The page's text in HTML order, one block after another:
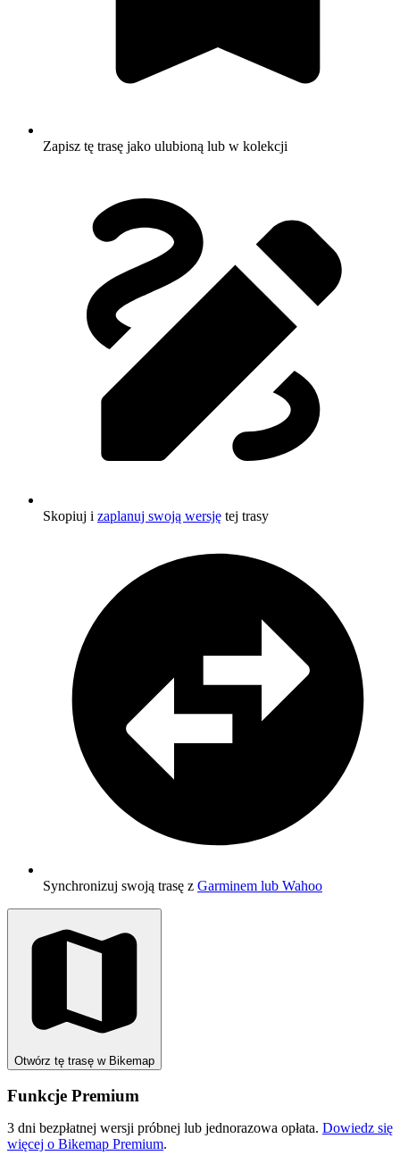
Zapisz tę trasę jako ulubioną lub w kolekcji
Skopiuj i zaplanuj swoją wersję tej trasy
Synchronizuj swoją trasę z Garminem lub Wahoo
Otwórz tę trasę w Bikemap
Funkcje Premium
3 dni bezpłatnej wersji próbnej lub jednorazowa opłata. Dowiedz się
więcej o Bikemap Premium.